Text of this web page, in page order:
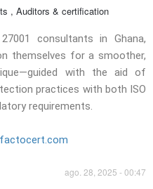
, Auditors & certification
consultants in Ghana,
themselves for a smoother,
with the aid of
practices with both ISO
requirements.
ago. 28, 2025 - 00:47